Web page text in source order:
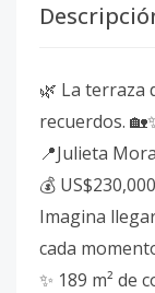
🌿 La terraza
recuerdos.
📍Julieta
💰 US$230,000
Imagina
cada
✨ 189 m² de